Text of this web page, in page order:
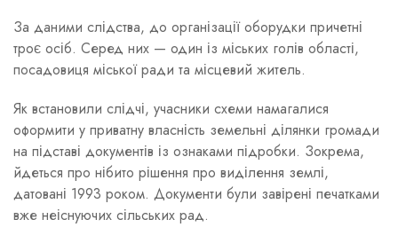
За даними слідства, до організації оборудки причетні
троє осіб. Серед них — один із міських голів області,
посадовиця міської ради та місцевий житель.
Як встановили слідчі, учасники схеми намагалися
оформити у приватну власність земельні ділянки громади
на підставі документів із ознаками підробки. Зокрема,
йдеться про нібито рішення про виділення землі,
датовані 1993 роком. Документи були завірені печатками
вже неіснуючих сільських рад.